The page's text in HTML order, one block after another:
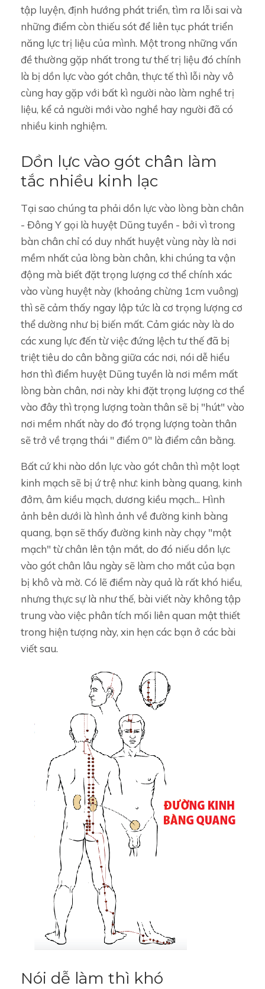
tập luyện, định hướng phát triển, tìm ra lỗi sai và
những điểm còn thiếu sót để liên tục phát triển
năng lực trị liệu của mình. Một trong những vấn
đề thường gặp nhất trong tư thế trị liệu đó chính
là bị dồn lực vào gót chân, thực tế thì lỗi này vô
cùng hay gặp với bất kì người nào làm nghề trị
liệu, kể cả người mới vào nghề hay người đã có
nhiều kinh nghiệm.
Dồn lực vào gót chân làm
tắc nhiều kinh lạc
Tại sao chúng ta phải dồn lực vào lòng bàn chân
- Đông Y gọi là huyệt Dũng tuyền - bởi vì trong
bàn chân chỉ có duy nhất huyệt vùng này là nơi
mềm nhất của lòng bàn chân, khi chúng ta vận
động mà biết đặt trọng lượng cơ thể chính xác
vào vùng huyệt này (khoảng chừng 1cm vuông)
thì sẽ cảm thấy ngay lập tức là cơ trọng lượng cơ
thể dường như bị biến mất. Cảm giác này là do
các xung lực đến từ việc đứng lệch tư thế đã bị
triệt tiêu do cân bằng giữa các nơi, nói dễ hiểu
hơn thì điểm huyệt Dũng tuyền là nơi mềm mất
lòng bàn chân, nơi này khi đặt trọng lượng cơ thể
vào đây thì trọng lượng toàn thân sẽ bị "hút" vào
nơi mềm nhất này do đó trọng lượng toàn thân
sẽ trở về trạng thái " điểm 0" là điểm cân bằng.
Bất cứ khi nào dồn lực vào gót chân thì một loạt
kinh mạch sẽ bị ứ trệ như: kinh bàng quang, kinh
đởm, âm kiều mạch, dương kiều mạch... Hình
ảnh bên dưới là hình ảnh về đường kinh bàng
quang, bạn sẽ thấy đường kinh này chạy "một
mạch" từ chân lên tận mắt, do đó niếu dồn lực
vào gót chân lâu ngày sẽ làm cho mắt của bạn
bị khô và mờ. Có lẽ điểm này quả là rất khó hiểu,
nhưng thực sự là như thế, bài viết này không tập
trung vào việc phân tích mối liên quan mật thiết
trong hiện tượng này, xin hẹn các bạn ở các bài
viết sau.
Nói dễ làm thì khó